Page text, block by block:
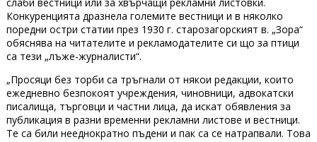
Конкуренцията дразнела големите вестници и в няколко
поредни остри статии през 1930 г. старозагорският в. „Зора“
обяснява на читателите и рекламодателите си що за птици
са тези „лъже-журналисти“.
„Просяци без торби са тръгнали от някои редакции, които
ежедневно безпокоят учреждения, чиновници, адвокатски
писалища, търговци и частни лица, да искат обявления за
публикация в разни временни рекламни листове и вестници.
Те са били нееднократно пъдени и пак са се натрапвали. Това